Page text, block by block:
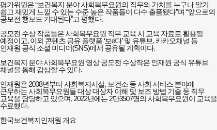
평가위원은 “보건복지 분야 사회복무요원의 직무와 가치를 누구나 알기
쉽고 재밌게 느낄 수 있는 수준 높은 작품들이 다수 출품됐다”며 “앞으로의
공모전 행보도 기대된다”고 평했다.
공모전 수상 작품들은 사회복무요원 직무 교육 시 교육 자료로 활용될
예정이고, 이외 콘텐츠 공유 플랫폼 ‘보e다’ 및 유튜브, 카카오채널 등
인재원 공식 소셜 미디어(SNS)에서 공유될 계획이다.
보건복지 분야 사회복무요원 영상 공모전 수상작은 인재원 공식 유튜브
채널을 통해 감상할 수 있다.
인재원은 2008년부터 사회복지시설, 보건소 등 사회 서비스 분야에
근무하는 사회복무요원들 대상 대상자 이해 및 보조 방법 기술 등 직무
교육을 담당하고 있으며, 2022년에는 2만3507명의 사회복무요원이 교육을
수료했다.
한국보건복지인재원 개요